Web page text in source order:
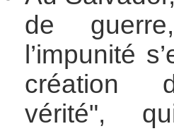
de
l’impunité
création
vérité",